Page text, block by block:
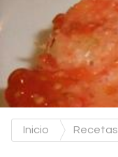
Inicio Recetas